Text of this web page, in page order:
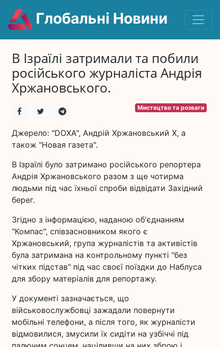
Глобальні Новини
В Ізраїлі затримали та побили
російського журналіста Андрія
Хржановського.
Мистецтво та розваги
Джерело: "DOXA", Андрій Хржановський X, а
також "Новая газета".
В Ізраїлі було затримано російського репортера
Андрія Хржановського разом з ще чотирма
людьми під час їхньої спроби відвідати Західний
берег.
Згідно з інформацією, наданою об'єднанням
"Компас", співзасновником якого є
Хржановський, група журналістів та активістів
була затримана на контрольному пункті "без
чітких підстав" під час своєї поїздки до Наблуса
для збору матеріалів для репортажу.
У документі зазначається, що
військовослужбовці зажадали повернути
мобільні телефони, а після того, як журналісти
відмовилися, змусили їх сидіти на узбіччі під